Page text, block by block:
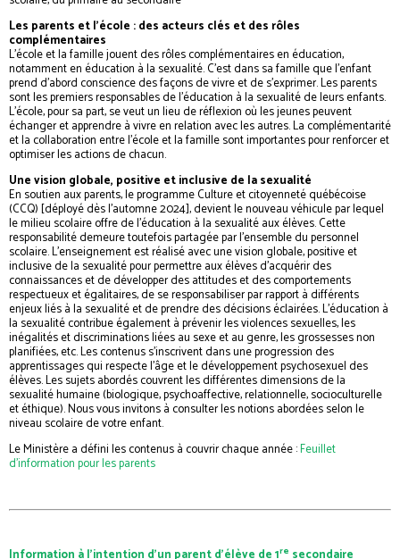
Les parents et l’école : des acteurs clés et des rôles
complémentaires
L’école et la famille jouent des rôles complémentaires en éducation,
notamment en éducation à la sexualité. C’est dans sa famille que l’enfant
prend d’abord conscience des façons de vivre et de s’exprimer. Les parents
sont les premiers responsables de l’éducation à la sexualité de leurs enfants.
L’école, pour sa part, se veut un lieu de réflexion où les jeunes peuvent
échanger et apprendre à vivre en relation avec les autres. La complémentarité
et la collaboration entre l’école et la famille sont importantes pour renforcer et
optimiser les actions de chacun.
Une vision globale, positive et inclusive de la sexualité
En soutien aux parents, le programme Culture et citoyenneté québécoise
(CCQ) [déployé dès l’automne 2024], devient le nouveau véhicule par lequel
le milieu scolaire offre de l’éducation à la sexualité aux élèves. Cette
responsabilité demeure toutefois partagée par l’ensemble du personnel
scolaire. L’enseignement est réalisé avec une vision globale, positive et
inclusive de la sexualité pour permettre aux élèves d’acquérir des
connaissances et de développer des attitudes et des comportements
respectueux et égalitaires, de se responsabiliser par rapport à différents
enjeux liés à la sexualité et de prendre des décisions éclairées. L’éducation à
la sexualité contribue également à prévenir les violences sexuelles, les
inégalités et discriminations liées au sexe et au genre, les grossesses non
planifiées, etc. Les contenus s’inscrivent dans une progression des
apprentissages qui respecte l’âge et le développement psychosexuel des
élèves. Les sujets abordés couvrent les différentes dimensions de la
sexualité humaine (biologique, psychoaffective, relationnelle, socioculturelle
et éthique). Nous vous invitons à consulter les notions abordées selon le
niveau scolaire de votre enfant.
Le Ministère a défini les contenus à couvrir chaque année :Feuillet
d’information pour les parents
Information à l’intention d’un parent d’élève de 1re secondaire